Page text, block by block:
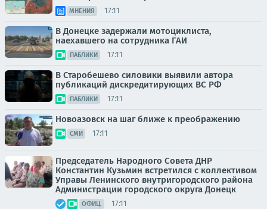
МНЕНИЯ 17:11
В Донецке задержали мотоциклиста,
наехавшего на сотрудника ГАИ
ПАБЛИКИ 17:11
В Старобешево силовики выявили автора
публикаций дискредитирующих ВС РФ
ПАБЛИКИ 17:11
Новоазовск на шаг ближе к преображению
СМИ 17:11
Председатель Народного Совета ДНР
Константин Кузьмин встретился с коллективом
Управы Ленинского внутригородского района
Администрации городского округа Донецк
ОФИЦ. 17:11